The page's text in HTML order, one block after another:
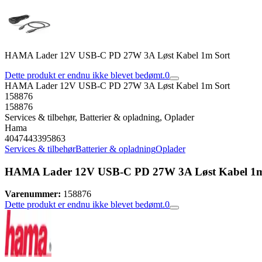
HAMA Lader 12V USB-C PD 27W 3A Løst Kabel 1m Sort
Dette produkt er endnu ikke blevet bedømt.0
HAMA Lader 12V USB-C PD 27W 3A Løst Kabel 1m Sort
158876
158876
Services & tilbehør, Batterier & opladning, Oplader
Hama
4047443395863
Services & tilbehørBatterier & opladningOplader
HAMA Lader 12V USB-C PD 27W 3A Løst Kabel
Varenummer: 158876
Dette produkt er endnu ikke blevet bedømt.0